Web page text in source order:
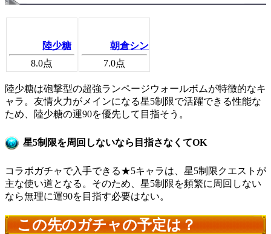
陸少糖
8.0点
朝倉シン
7.0点
陸少糖は砲撃型の超強ランページウォールボムが特徴的なキ
ャラ。友情火力がメインになる星5制限で活躍できる性能な
ため、陸少糖の運90を優先して目指そう。
星5制限を周回しないなら目指さなくてOK
コラボガチャで入手できる★5キャラは、星5制限クエストが
主な使い道となる。そのため、星5制限を頻繁に周回しない
なら無理に運90を目指す必要はない。
この先のガチャの予定は？